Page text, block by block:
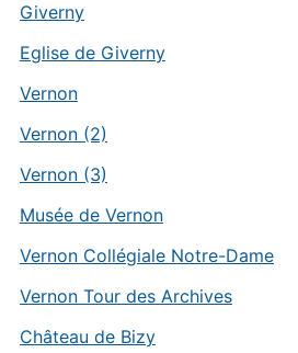
Giverny
Eglise de Giverny
Vernon
Vernon (2)
Vernon (3)
Musée de Vernon
Vernon Collégiale Notre-Dame
Vernon Tour des Archives
Château de Bizy